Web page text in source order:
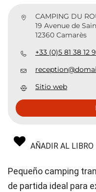
CAMPING DU
19 Avenue de
12360 Camarès
+33 (0)5 81 38 12
Sitio web
AÑADIR AL LIBRO
Pequeño camping
de partida ideal para